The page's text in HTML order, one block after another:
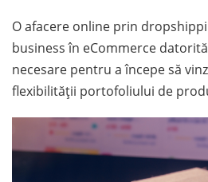
O afacere online prin
business în eCommerce
necesare pentru a începe să
flexibilității portofoliului de